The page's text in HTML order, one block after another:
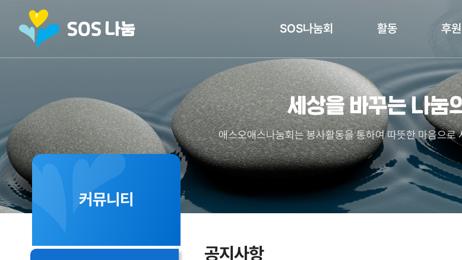
SOS나눔회 활동 후원
애스오애스나눔회는 봉사활동을 통하여 따뜻한 마음으로
커뮤니티
공지사항